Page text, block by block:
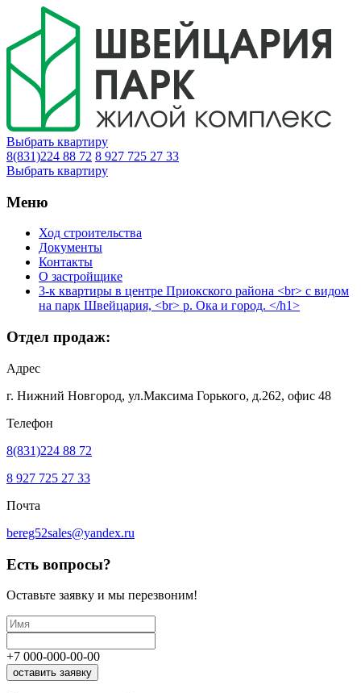
Выбрать квартиру
8(831)224 88 72 8 927 725 27 33
Выбрать квартиру
Меню
Ход строительства
Документы
Контакты
О застройщике
3-к квартиры в центре Приокского района <br> с видом
на парк Швейцария, <br> р. Ока и город. </h1>
Отдел продаж:
Адрес
г. Нижний Новгород, ул.Максима Горького, д.262, офис 48
Телефон
8(831)224 88 72
8 927 725 27 33
Почта
bereg52sales@yandex.ru
Есть вопросы?
Оставьте заявку и мы перезвоним!
+7 000-000-00-00
оставить заявку